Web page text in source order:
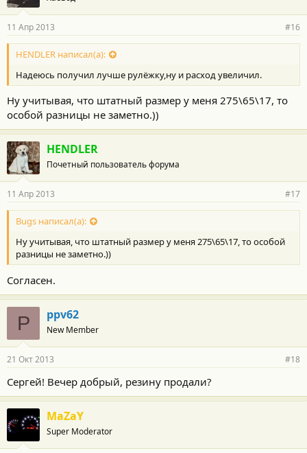
11 Апр 2013 #16
HENDLER написал(а):
Надеюсь получил лучше рулёжку,ну и расход увеличил.
Ну учитывая, что штатный размер у меня 275\65\17, то
особой разницы не заметно.))
HENDLER
Почетный пользователь форума
11 Апр 2013 #17
Bugs написал(а):
Ну учитывая, что штатный размер у меня 275\65\17, то особой
разницы не заметно.))
Согласен.
P ppv62
New Member
21 Окт 2013 #18
Сергей! Вечер добрый, резину продали?
MaZaY
Super Moderator